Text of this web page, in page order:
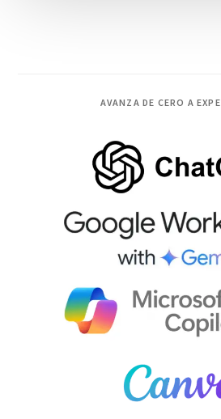
AVANZA DE CERO A